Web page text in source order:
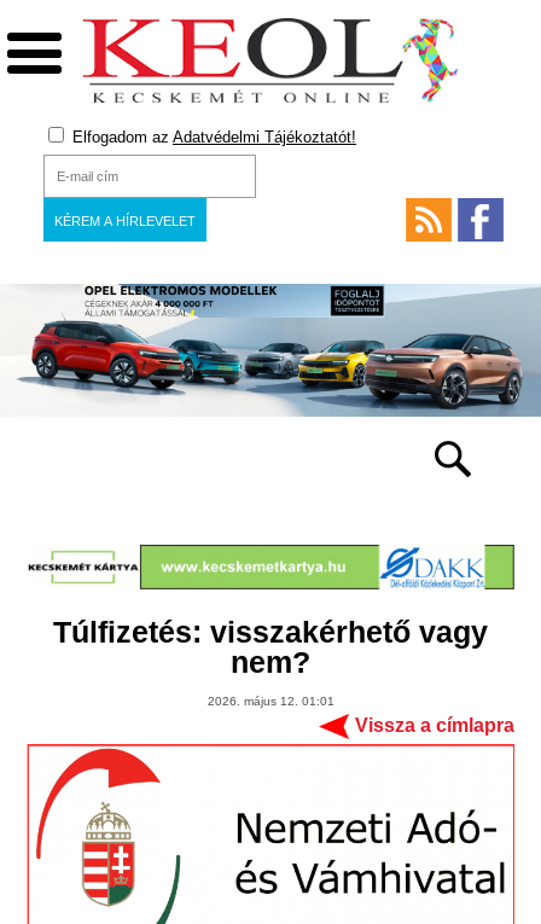
Elfogadom az Adatvédelmi Tájékoztatót!
Túlfizetés: visszakérhető vagy
nem?
2026. május 12. 01:01
Vissza a címlapra